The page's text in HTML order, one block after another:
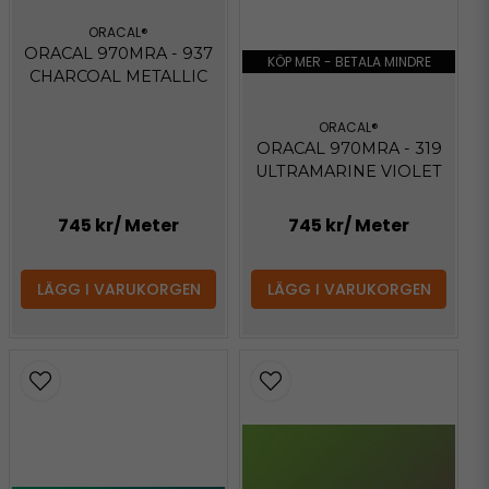
ORACAL®
ORACAL 970MRA - 937
CHARCOAL METALLIC
745 kr/ Meter
LÄGG I VARUKORGEN
KÖP MER - BETALA MINDRE
ORACAL®
ORACAL 970MRA - 319
ULTRAMARINE VIOLET
745 kr/ Meter
LÄGG I VARUKORGEN